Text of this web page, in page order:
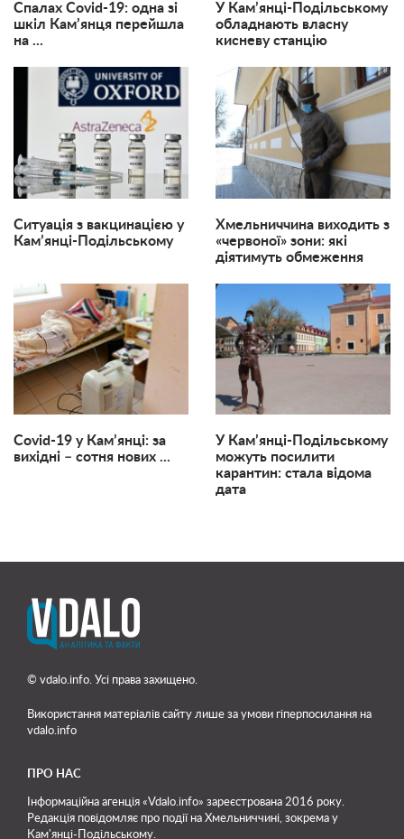
Спалах Covid-19: одна зі
шкіл Кам’янця перейшла
на ...
У Кам’янці-Подільському
обладнають власну
кисневу станцію
Ситуація з вакцинацією у
Кам’янці-Подільському
Хмельниччина виходить з
«червоної» зони: які
діятимуть обмеження
Covid-19 у Кам’янці: за
вихідні – сотня нових ...
У Кам’янці-Подільському
можуть посилити
карантин: стала відома
дата
© vdalo.info. Усі права захищено.
Використання матеріалів сайту лише за умови гіперпосилання на
vdalo.info
ПРО НАС
Інформаційна агенція «Vdalo.info» зареєстрована 2016 року.
Редакція повідомляє про події на Хмельниччині, зокрема у
Кам'янці-Подільському.